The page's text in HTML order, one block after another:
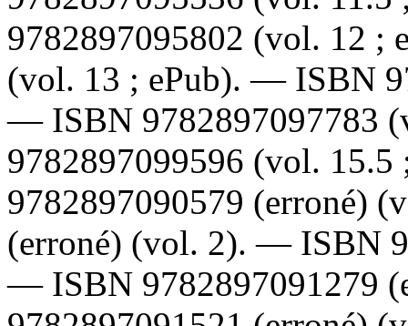
9782897095802 (vol. 12 ;
(vol. 13 ; ePub). — ISBN
— ISBN 9782897097783
9782897099596 (vol.
9782897090579 (erroné)
(erroné) (vol. 2). — ISBN
— ISBN 9782897091279